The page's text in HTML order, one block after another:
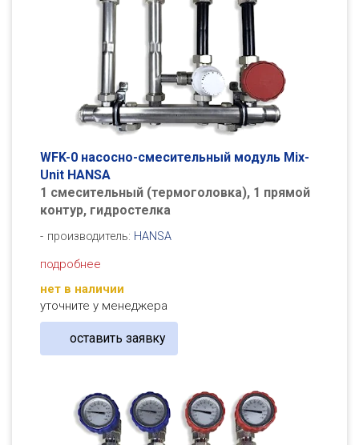
WFK-0 насосно-смесительный модуль Mix-
Unit HANSA
1 смесительный (термоголовка), 1 прямой
контур, гидростелка
производитель: HANSA
подробнее
нет в наличии
уточните у менеджера
оставить заявку